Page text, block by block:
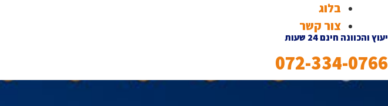
בלוג
צור קשר
יעוץ והכוונה חינם 24 שעות
072-334-0766